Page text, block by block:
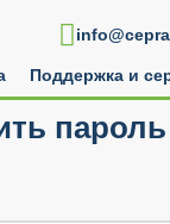
Поддержка и
пароль